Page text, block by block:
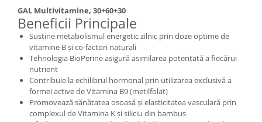
GAL Multivitamine, 30+60+30
Beneficii Principale
Susține metabolismul energetic zilnic prin doze optime de
vitamine B și co-factori naturali
Tehnologia BioPerine asigură asimilarea potențată a fiecărui
nutrient
Contribuie la echilibrul hormonal prin utilizarea exclusivă a
formei active de Vitamina B9 (metilfolat)
Promovează sănătatea osoasă și elasticitatea vasculară prin
complexul de Vitamina K și siliciu din bambus